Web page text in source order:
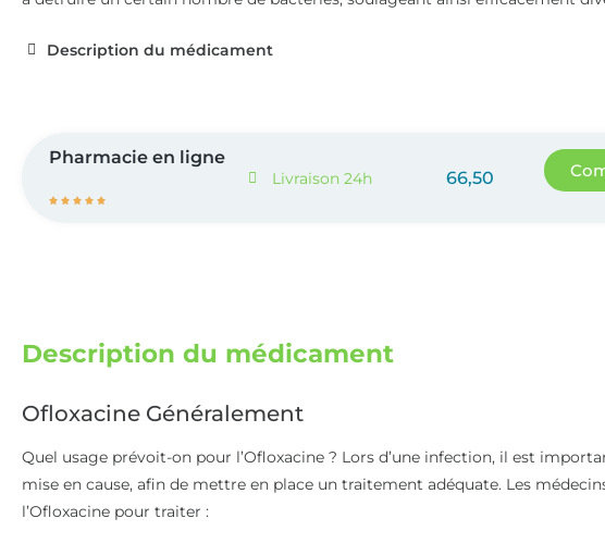
Description du médicament
Pharmacie en ligne
    
Livraison 24h 66,50
Description du médicament
Ofloxacine Généralement
Quel usage prévoit-on pour l’Ofloxacine ? Lors d’une infection, il est
mise en cause, afin de mettre en place un traitement adéquate. Les
l’Ofloxacine pour traiter :